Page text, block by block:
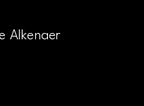
Alkenaer